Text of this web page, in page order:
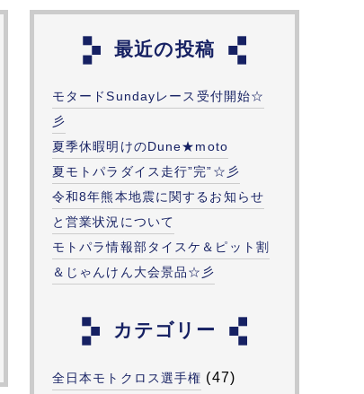
最近の投稿
モタードSundayレース受付開始☆
彡
夏季休暇明けのDune★moto
夏モトパラダイス走行”完”☆彡
令和8年熊本地震に関するお知らせ
と営業状況について
モトパラ情報部タイスケ＆ピット割
＆じゃんけん大会景品☆彡
カテゴリー
全日本モトクロス選手権 (47)